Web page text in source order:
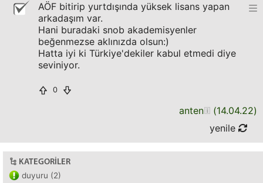
AÖF bitirip yurtdışında yüksek lisans yapan
arkadaşım var.
Hani buradaki snob akademisyenler
beğenmezse aklınızda olsun:)
Hatta iyi ki Türkiye'dekiler kabul etmedi diye
seviniyor.
0
anten (14.04.22)
yenile
KATEGORILER
duyuru (2)